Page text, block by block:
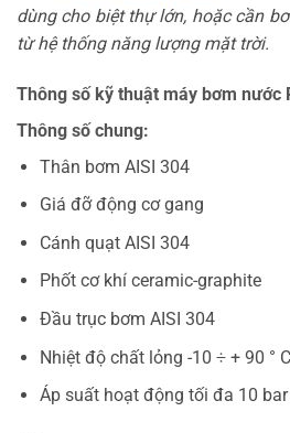
dùng cho biệt thự lớn, hoặc cần
từ hệ thống năng lượng mặt trời.
Thông số kỹ thuật máy bơm nước
Thông số chung:
Thân bơm AISI 304
Giá đỡ động cơ gang
Cánh quạt AISI 304
Phốt cơ khí ceramic-graphite
Đầu trục bơm AISI 304
Nhiệt độ chất lỏng -10 ÷ + 90 ° C
Áp suất hoạt động tối đa 10 bar